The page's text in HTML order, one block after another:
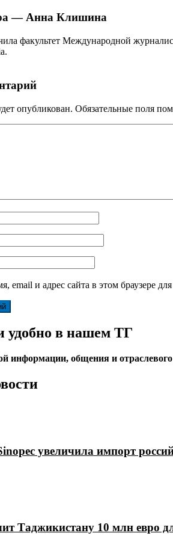
— Анна Клишина
факультет Международной
опубликован. Обязательные поля
email и адрес сайта в этом браузере
удобно в нашем ТГ
информации, общения и
увеличила импорт
Таджикистану 10 млн евро